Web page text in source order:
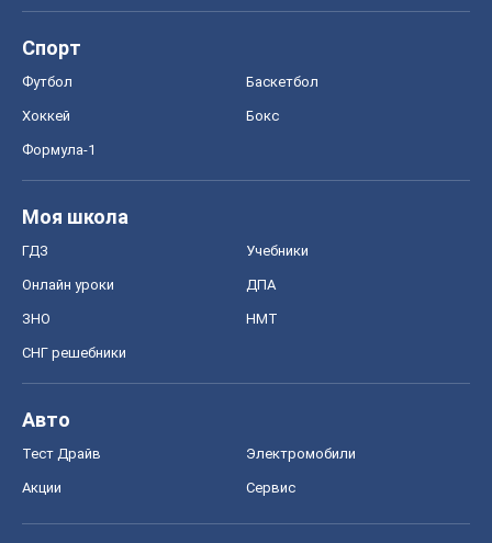
Спорт
Футбол Баскетбол
Хоккей Бокс
Формула-1
Моя школа
ГДЗ Учебники
Онлайн уроки ДПА
ЗНО НМТ
СНГ решебники
Авто
Тест Драйв Электромобили
Акции Сервис